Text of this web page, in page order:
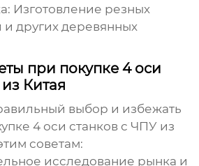
Изготовление резных
других деревянных
при покупке 4 оси
Китая
выбор и избежать
4 оси станков с ЧПУ из
советам:
исследование рынка и